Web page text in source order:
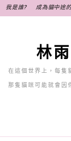
至
我是誰? 成為貓中途
林
在這個世界上，每隻
那隻貓咪可能就會因